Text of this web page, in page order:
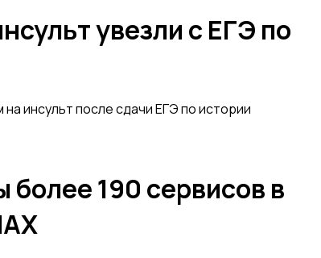
увезли с ЕГЭ по
инсульт после сдачи ЕГЭ по истории
190 сервисов в